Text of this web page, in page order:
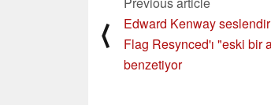
⟨
Edward Kenway
Flag Resynced'ı "eski bir
benzetiyor